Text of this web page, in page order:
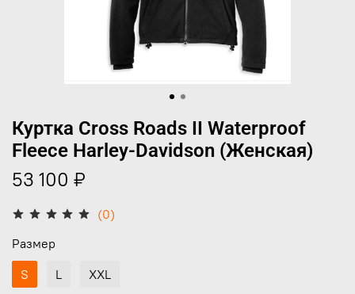
(0)
Куртка Cross Roads II Waterproof
Fleece Harley-Davidson (Женская)
53 100 ₽
Размер
S
L XXL